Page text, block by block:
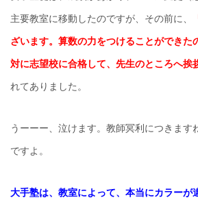
主要教室に移動したのですが、その前に、
ざいます。算数の力をつけることができた
対に志望校に合格して、先生のところへ挨
れてありました。
うーーー、泣けます。教師冥利につきます
ですよ。
大手塾は、教室によって、本当にカラーが